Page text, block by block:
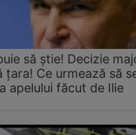
să știe! Decizie
Ce urmează să
apelului făcut de Ilie